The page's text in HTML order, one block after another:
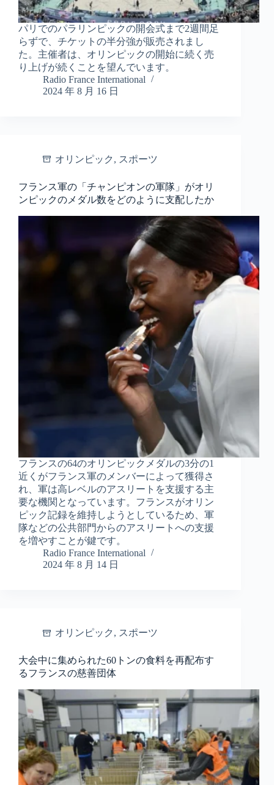
パリでのパラリンピックの開会式まで2週間足
らずで、チケットの半分強が販売されまし
た。主催者は、オリンピックの開始に続く売
り上げが続くことを望んでいます。
Radio France International
2024 年 8 月 16 日
オリンピック , スポーツ
フランス軍の「チャンピオンの軍隊」がオリ
ンピックのメダル数をどのように支配したか
フランスの64のオリンピックメダルの3分の1
近くがフランス軍のメンバーによって獲得さ
れ、軍は高レベルのアスリートを支援する主
要な機関となっています。フランスがオリン
ピック記録を維持しようとしているため、軍
隊などの公共部門からのアスリートへの支援
を増やすことが鍵です。
Radio France International
2024 年 8 月 14 日
オリンピック , スポーツ
大会中に集められた60トンの食料を再配布す
るフランスの慈善団体